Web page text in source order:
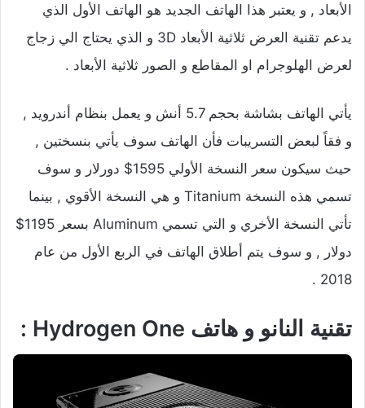
الأبعاد , و يعتبر هذا الهاتف الجديد هو الهاتف الأول الذي
يدعم تقنية العرض ثلاثية الأبعاد 3D و الذي يحتاج الي زجاج
لعرض الهلوجرام او المقاطع و الصور ثلاثية الأبعاد .
يأتي الهاتف بشاشة بحجم 5.7 أنش و يعمل بنظام أندرويد ,
و فقاً لبعض التسريبات فأن الهاتف سوف يأتي بنسختين ,
حيث سيكون سعر النسخة الأولي 1595$ دورلار و سوف
تسمي هذه النسخة Titanium و هي النسخة الأقوي , بينما
تأتي النسخة الأخري و التي تسمي Aluminum بسعر 1195$
دولار , و سوف يتم أطلاق الهاتف في الربع الأول من عام
2018 .
تقنية النانو و هاتف Hydrogen One :